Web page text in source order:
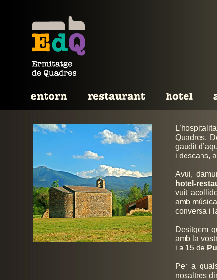
Quadres.
gaudit
i descans,
Avui,
hotel-
vuit
amb
conversa i
Desitgem
amb la
i a 15 de
Per a
nosaltres